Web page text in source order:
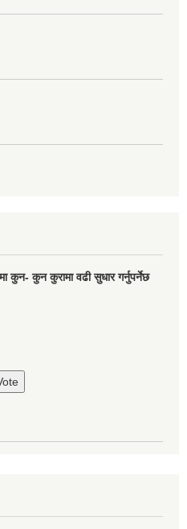
कुन- कुन कुरामा वढी सुधार गर्नुपर्नेछ